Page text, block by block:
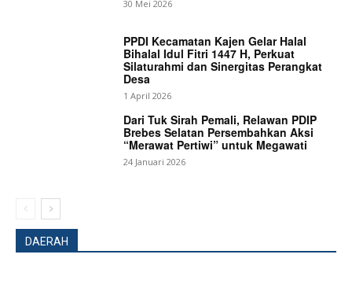
30 Mei 2026
PPDI Kecamatan Kajen Gelar Halal
Bihalal Idul Fitri 1447 H, Perkuat
Silaturahmi dan Sinergitas Perangkat
Desa
1 April 2026
Dari Tuk Sirah Pemali, Relawan PDIP
Brebes Selatan Persembahkan Aksi
“Merawat Pertiwi” untuk Megawati
24 Januari 2026
DAERAH